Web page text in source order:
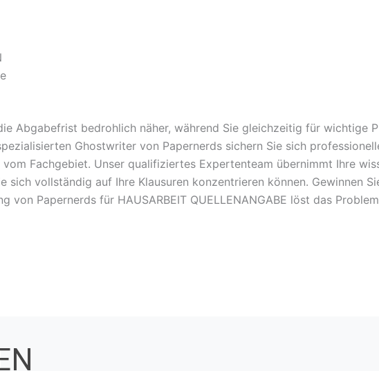
Abgabefrist bedrohlich näher, während Sie gleichzeitig für wichtige
Ghostwriter von Papernerds sichern Sie sich
Fachgebiet. Unser qualifiziertes Expertenteam übernimmt Ihre
sich vollständig auf Ihre Klausuren konzentrieren können. Gewinnen
von Papernerds für HAUSARBEIT QUELLENANGABE löst das